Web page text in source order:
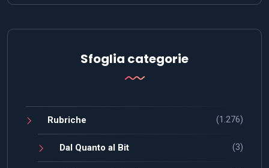
Sfoglia categorie
Rubriche (1.276)
Dal Quanto al Bit (3)